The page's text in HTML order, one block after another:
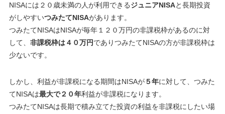
NISAには２０歳未満の人が利用できるジュニアNISAと長期投資
がしやすいつみたてNISAがあります。
つみたてNISAはNISAが毎年１２０万円の非課税枠があるのに対
して、 非課税枠は４０万円でありつみたてNISAの方が非課税枠は
少ないです。
しかし、利益が非課税になる期間はNISAが５年に対して、つみた
てNISAは最大で２０年利益が非課税になります。
つみたてNISAは長期で積み立てた投資の利益を非課税にしたい場